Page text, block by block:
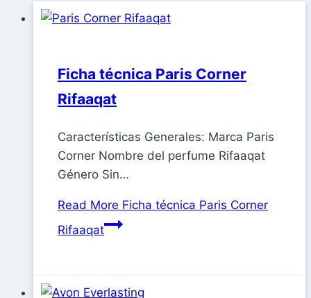
Ficha técnica Paris Corner
Rifaaqat
Características Generales: Marca Paris
Corner Nombre del perfume Rifaaqat
Género Sin…
Read More Ficha técnica Paris Corner
Rifaaqat